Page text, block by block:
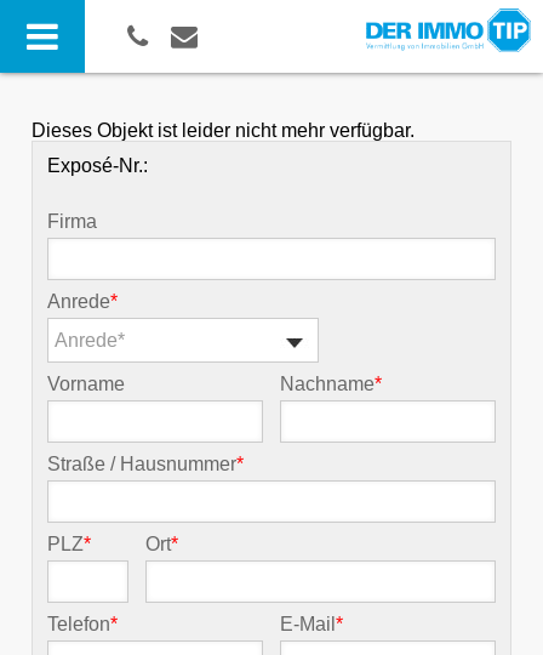
Dieses Objekt ist leider nicht mehr verfügbar.
Exposé-Nr.:
Firma
Anrede*
Anrede*
Vorname Nachname*
Straße / Hausnummer*
PLZ* Ort*
Telefon* E-Mail*